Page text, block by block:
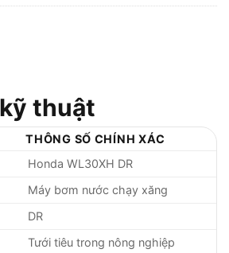
thuật
THÔNG SỐ CHÍNH XÁC
Honda WL30XH DR
Máy bơm nước chạy xăng
DR
Tưới tiêu trong nông nghiệp